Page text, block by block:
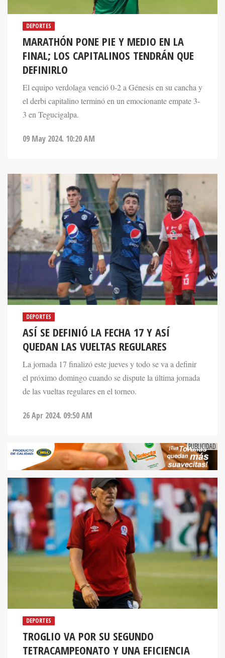
DEPORTES
MARATHÓN PONE PIE Y MEDIO EN LA
FINAL; LOS CAPITALINOS TENDRÁN QUE
DEFINIRLO
El equipo verdolaga venció 0-2 a Génesis en su cancha y
el derbi capitalino terminó en un emocionante empate 3-
3 en Tegucigalpa.
09 May 2024. 10:20 AM
DEPORTES
ASÍ SE DEFINIÓ LA FECHA 17 Y ASÍ
QUEDAN LAS VUELTAS REGULARES
La jornada 17 finalizó este jueves y todo se va a definir
el próximo domingo cuando se dispute la última jornada
de las vueltas regulares en el torneo.
26 Apr 2024. 09:50 AM
TROGLIO VA POR SU SEGUNDO
TETRACAMPEONATO Y UNA EFICIENCIA
PERFECTA